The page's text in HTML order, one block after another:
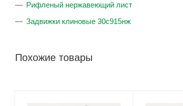
Рифленый нержавеющий лист
Задвижки клиновые 30с915нж
Похожие товары